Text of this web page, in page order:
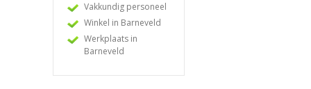
Vakkundig personeel
Winkel in Barneveld
Werkplaats in
Barneveld